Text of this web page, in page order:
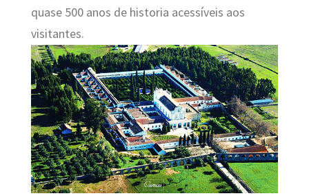
quase 500 anos de historia acessíveis aos
visitantes.